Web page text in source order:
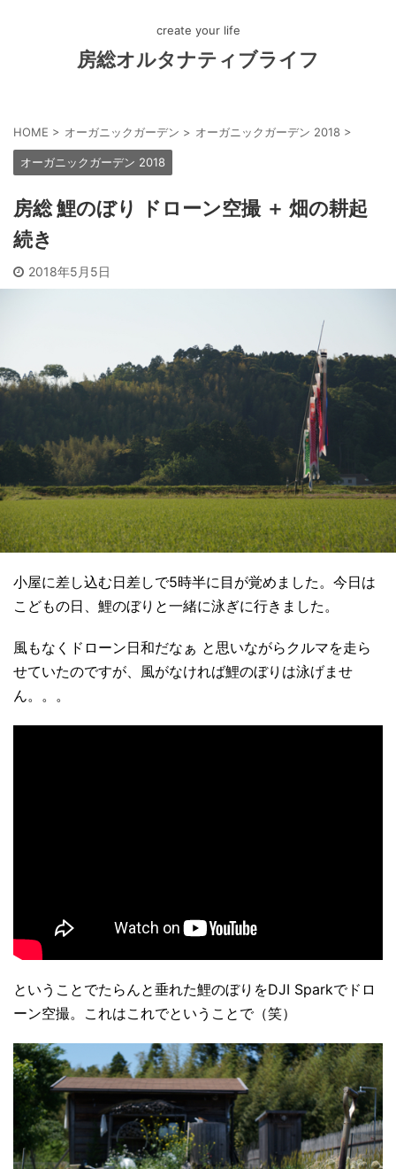
create your life
房総オルタナティブライフ
HOME > オーガニックガーデン > オーガニックガーデン 2018 >
オーガニックガーデン 2018
房総 鯉のぼり ドローン空撮 ＋ 畑の耕起
続き
2018年5月5日
小屋に差し込む日差しで5時半に目が覚めました。今日は
こどもの日、鯉のぼりと一緒に泳ぎに行きました。
風もなくドローン日和だなぁ と思いながらクルマを走ら
せていたのですが、風がなければ鯉のぼりは泳げませ
ん。。。
ということでたらんと垂れた鯉のぼりをDJI Sparkでドロ
ーン空撮。これはこれでということで（笑）